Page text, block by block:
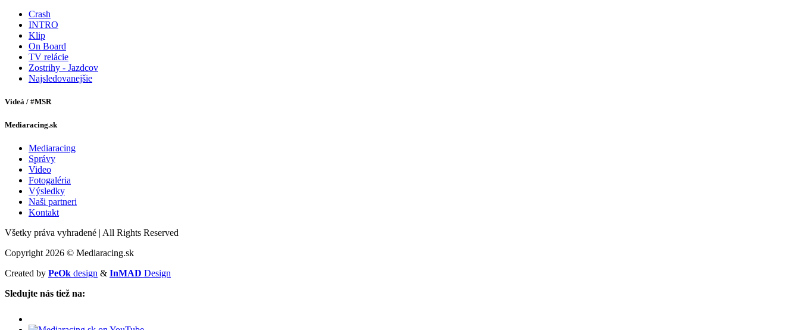
Crash
INTRO
Klip
On Board
TV relácie
Zostrihy - Jazdcov
Najsledovanejšie
Videá / #MSR
Mediaracing.sk
Mediaracing
Správy
Video
Fotogaléria
Výsledky
Naši partneri
Kontakt
Všetky práva vyhradené | All Rights Reserved
Copyright 2026 © Mediaracing.sk
Created by PeOk design & InMAD Design
Sledujte nás tiež na: